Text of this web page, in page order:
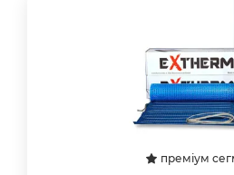
преміум